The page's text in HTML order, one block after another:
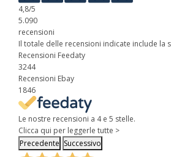
4,8/5
5.090
recensioni
Il totale delle recensioni indicate include la
Recensioni Feedaty
3244
Recensioni Ebay
1846
Le nostre recensioni a 4 e 5 stelle.
Clicca qui per leggerle tutte >
Precedente Successivo